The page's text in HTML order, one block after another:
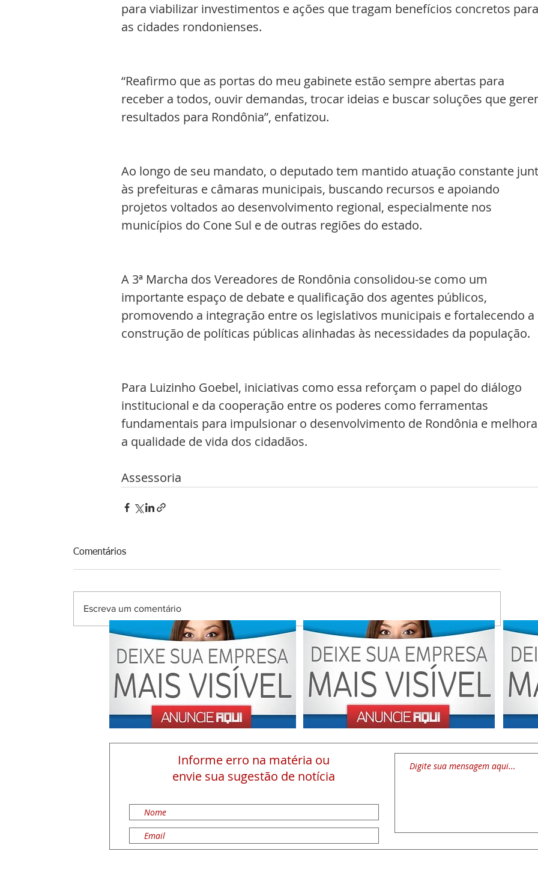
para viabilizar investimentos e ações que tragam benefícios concretos
as cidades rondonienses.
“Reafirmo que as portas do meu gabinete estão sempre abertas para
receber a todos, ouvir demandas, trocar ideias e buscar soluções que
resultados para Rondônia”, enfatizou.
Ao longo de seu mandato, o deputado tem mantido atuação constante
às prefeituras e câmaras municipais, buscando recursos e apoiando
projetos voltados ao desenvolvimento regional, especialmente nos
municípios do Cone Sul e de outras regiões do estado.
A 3ª Marcha dos Vereadores de Rondônia consolidou-se como um
importante espaço de debate e qualificação dos agentes públicos,
promovendo a integração entre os legislativos municipais e fortalecendo a
construção de políticas públicas alinhadas às necessidades da população.
Para Luizinho Goebel, iniciativas como essa reforçam o papel do diálogo
institucional e da cooperação entre os poderes como ferramentas
fundamentais para impulsionar o desenvolvimento de Rondônia e
a qualidade de vida dos cidadãos.
Assessoria
Comentários
Escreva um comentário
Informe erro na matéria ou
envie sua sugestão de notícia